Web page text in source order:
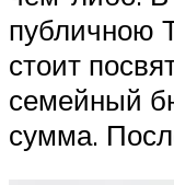
публичною
стоит
семейный
сумма.